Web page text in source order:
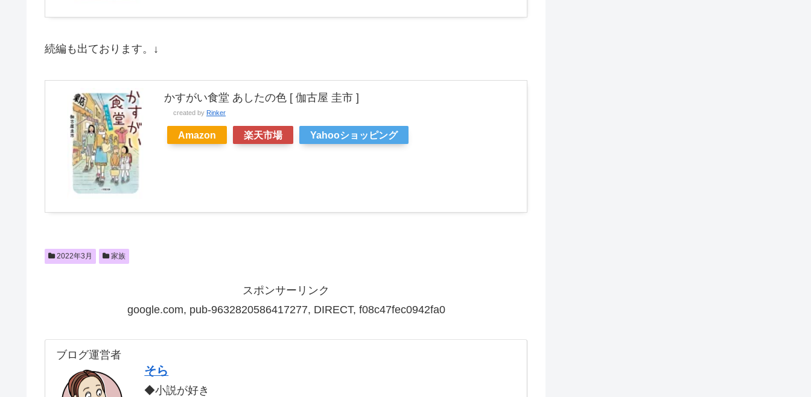
続編も出ております。↓
かすがい食堂 あしたの色 [ 伽古屋 圭市 ]
created by Rinker
Amazon 楽天市場 Yahooショッピング
2022年3月 家族
スポンサーリンク
google.com, pub-9632820586417277, DIRECT, f08c47fec0942fa0
ブログ運営者
そら
◆小説が好き